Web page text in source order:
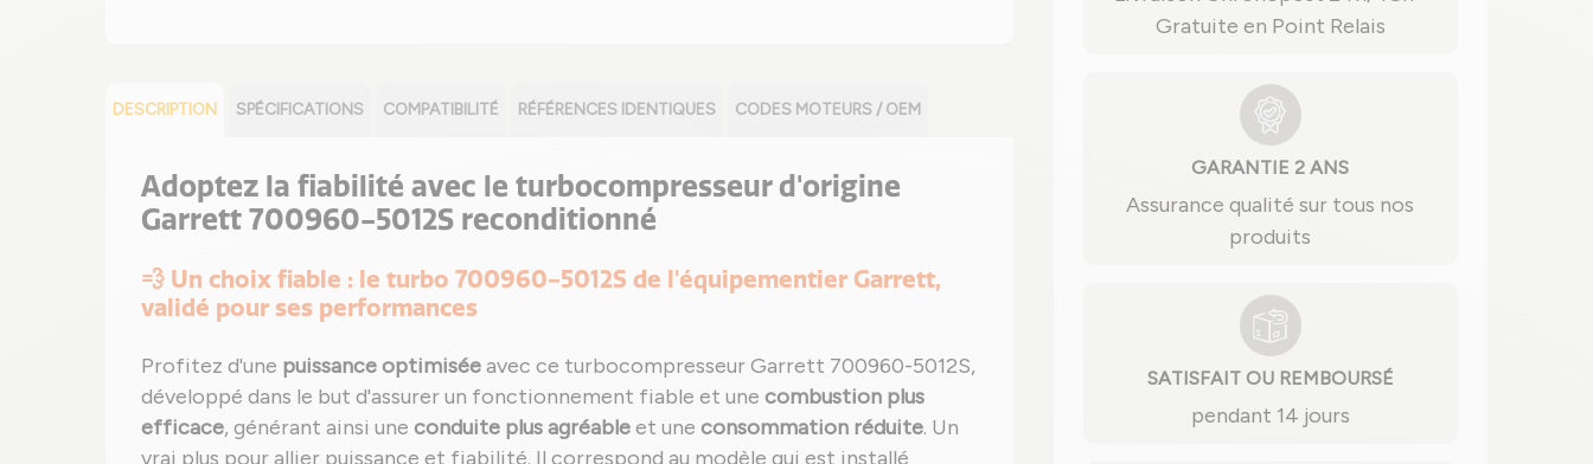
DESCRIPTION SPÉCIFICATIONS COMPATIBILITÉ RÉFÉRENCES IDENTIQUES CODES MOTEURS / OEM
Adoptez la fiabilité avec le turbocompresseur d'origine
Garrett 700960-5012S reconditionné
💨 Un choix fiable : le turbo 700960-5012S de l'équipementier Garrett,
validé pour ses performances
Profitez d'une puissance optimiséeavec ce turbocompresseur Garrett 700960-5012S,
développé dans le but d'assurer un fonctionnement fiable et une combustion plus
efficace, générant ainsi une conduite plus agréableet une consommation réduite. Un
vrai plus pour allier puissance et fiabilité. Il correspond au modèle qui est installé
Gratuite en Point Relais
GARANTIE 2 ANS
Assurance qualité sur tous nos
produits
SATISFAIT OU REMBOURSÉ
pendant 14 jours